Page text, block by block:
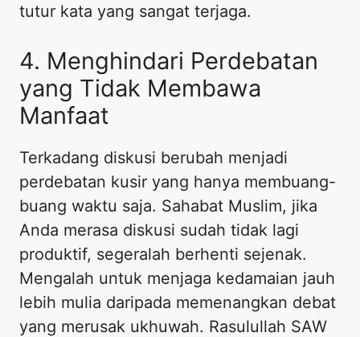
tutur kata yang sangat terjaga.
4. Menghindari Perdebatan
yang Tidak Membawa
Manfaat
Terkadang diskusi berubah menjadi
perdebatan kusir yang hanya membuang-
buang waktu saja. Sahabat Muslim, jika
Anda merasa diskusi sudah tidak lagi
produktif, segeralah berhenti sejenak.
Mengalah untuk menjaga kedamaian jauh
lebih mulia daripada memenangkan debat
yang merusak ukhuwah. Rasulullah SAW